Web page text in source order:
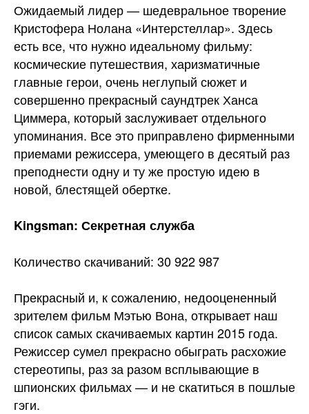
Ожидаемый лидер — шедевральное творение
Кристофера Нолана «Интерстеллар». Здесь
есть все, что нужно идеальному фильму:
космические путешествия, харизматичные
главные герои, очень неглупый сюжет и
совершенно прекрасный саундтрек Ханса
Циммера, который заслуживает отдельного
упоминания. Все это приправлено фирменными
приемами режиссера, умеющего в десятый раз
преподнести одну и ту же простую идею в
новой, блестящей обертке.
Kingsman: Секретная служба
Количество скачиваний: 30 922 987
Прекрасный и, к сожалению, недооцененный
зрителем фильм Мэтью Вона, открывает наш
список самых скачиваемых картин 2015 года.
Режиссер сумел прекрасно обыграть расхожие
стереотипы, раз за разом всплывающие в
шпионских фильмах — и не скатиться в пошлые
гэги.